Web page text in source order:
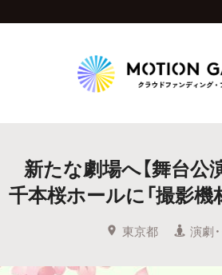
人気のプロジェクト 新着プロジェクト
Feature
タグから探す キュレーターから
新たな劇場へ【舞台公
千本桜ホールに「撮影機
東京都 演劇